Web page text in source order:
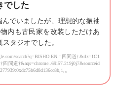
でした
でいましたが、理想的な振袖
内も古民家を改装しただけあ
タジオでした。
search?q=BISHO EN †四間道†&rlz=1C1
四間道†&aqs=chrome..69i57.219j0j7&sourceid